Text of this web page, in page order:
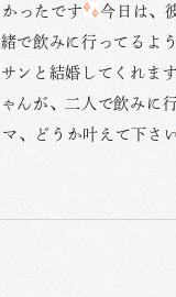
ったです
今日は、
で飲みに行ってるよ
ンと結婚してくれま
んが、二人で飲みに
、どうか叶えて下さ